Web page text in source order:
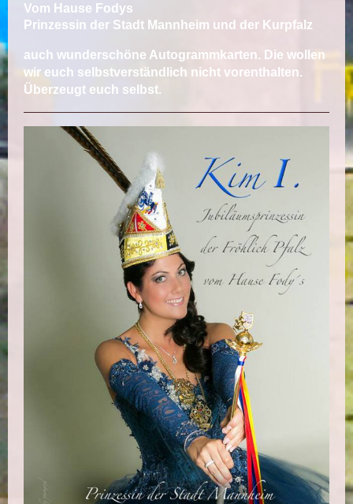
Vom Hause Fodys
Prinzessin der Stadt Mannheim und der Kurpfalz
auch wunderschöne Autogrammkarten. Die wollen
wir euch selbstverständlich nicht vorenthalten.
Überzeugt euch selbst.